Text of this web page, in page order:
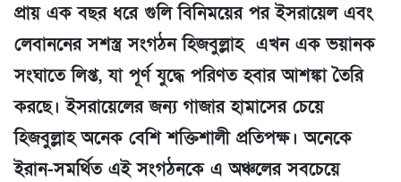
প্রায় এক বছর ধরে গুলি বিনিময়ের পর ইসরায়েল এবং
লেবাননের সশস্ত্র সংগঠন হিজবুল্লাহ এখন এক ভয়ানক
সংঘাতে লিপ্ত, যা পূর্ণ যুদ্ধে পরিণত হবার আশঙ্কা তৈরি
করছে। ইসরায়েলের জন্য গাজার হামাসের চেয়ে
হিজবুল্লাহ অনেক বেশি শক্তিশালী প্রতিপক্ষ। অনেকে
ইরান-সমর্থিত এই সংগঠনকে এ অঞ্চলের সবচেয়ে